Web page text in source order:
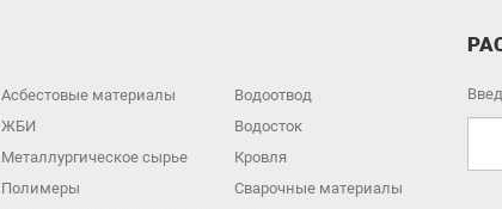
Асбестовые материалы
ЖБИ
Металлургическое сырье
Полимеры
Водоотвод
Водосток
Кровля
Сварочные материалы